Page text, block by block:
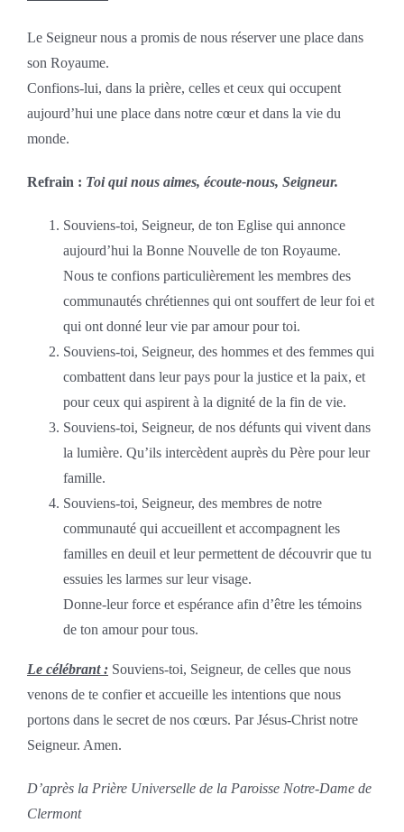
Le Seigneur nous a promis de nous réserver une place dans
son Royaume.
Confions-lui, dans la prière, celles et ceux qui occupent
aujourd’hui une place dans notre cœur et dans la vie du
monde.
Refrain : Toi qui nous aimes, écoute-nous, Seigneur.
Souviens-toi, Seigneur, de ton Eglise qui annonce
aujourd’hui la Bonne Nouvelle de ton Royaume.
Nous te confions particulièrement les membres des
communautés chrétiennes qui ont souffert de leur foi et
qui ont donné leur vie par amour pour toi.
Souviens-toi, Seigneur, des hommes et des femmes qui
combattent dans leur pays pour la justice et la paix, et
pour ceux qui aspirent à la dignité de la fin de vie.
Souviens-toi, Seigneur, de nos défunts qui vivent dans
la lumière. Qu’ils intercèdent auprès du Père pour leur
famille.
Souviens-toi, Seigneur, des membres de notre
communauté qui accueillent et accompagnent les
familles en deuil et leur permettent de découvrir que tu
essuies les larmes sur leur visage.
Donne-leur force et espérance afin d’être les témoins
de ton amour pour tous.
Le célébrant :Souviens-toi, Seigneur, de celles que nous
venons de te confier et accueille les intentions que nous
portons dans le secret de nos cœurs. Par Jésus-Christ notre
Seigneur. Amen.
D’après la Prière Universelle de la Paroisse Notre-Dame de
Clermont